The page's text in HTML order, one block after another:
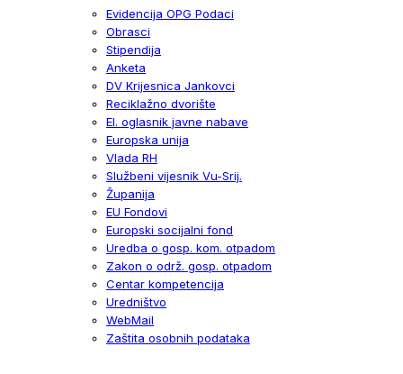
Evidencija OPG Podaci
Obrasci
Stipendija
Anketa
DV Krijesnica Jankovci
Reciklažno dvorište
El. oglasnik javne nabave
Europska unija
Vlada RH
Službeni vijesnik Vu-Srij.
Županija
EU Fondovi
Europski socijalni fond
Uredba o gosp. kom. otpadom
Zakon o održ. gosp. otpadom
Centar kompetencija
Uredništvo
WebMail
Zaštita osobnih podataka